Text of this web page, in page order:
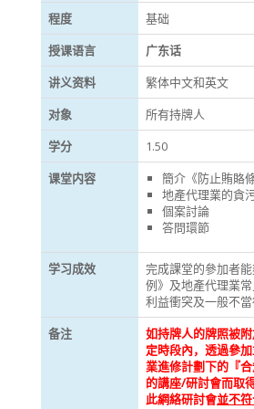
程度
基础
授课语言
广东话
讲义资料
繁体中文和英文
对象
所有持牌人
学分
1.50
课堂内容
簡介《防止賄賂
地產代理業的貪
個案討論
答問環節
学习成效
完成課堂的參加者
例》及地產代理業常
利益衝突及一般不當
备注
如持牌人的牌照被
定時段內，透過參
業進修計劃下的『
的講座/研討會而取
此網絡研討會並不